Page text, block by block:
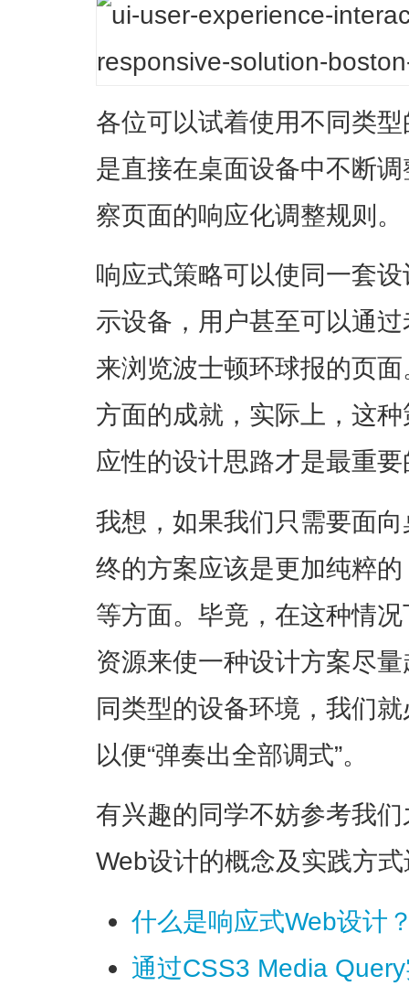
各位可以试着使用不同类
是直接在桌面设备中不断
察页面的响应化调整规则。
响应式策略可以使同一套
示设备，用户甚至可以通
来浏览波士顿环球报的页
方面的成就，实际上，这
应性的设计思路才是最重
我想，如果我们只需要面
终的方案应该是更加纯粹
等方面。毕竟，在这种情
资源来使一种设计方案尽
同类型的设备环境，我们
以便“弹奏出全部调式”。
有兴趣的同学不妨参考我
Web设计的概念及实践方
什么是响应式Web设计
通过CSS3 Media